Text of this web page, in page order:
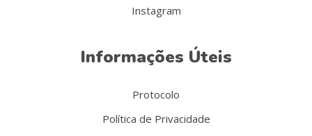
Instagram
Informações Úteis
Protocolo
Política de Privacidade